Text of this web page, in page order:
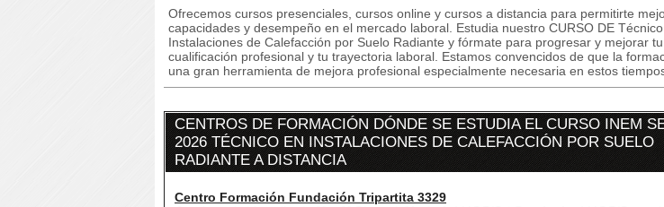
Ofrecemos cursos presenciales, cursos online y cursos a distancia para permitirte
capacidades y desempeño en el mercado laboral. Estudia nuestro CURSO DE
Instalaciones de Calefacción por Suelo Radiante y fórmate para progresar y mejorar tu
cualificación profesional y tu trayectoria laboral. Estamos convencidos de que la
una gran herramienta de mejora profesional especialmente necesaria en estos
CENTROS DE FORMACIÓN DÓNDE SE ESTUDIA EL CURSO INEM
2026 TÉCNICO EN INSTALACIONES DE CALEFACCIÓN POR SUELO
RADIANTE A DISTANCIA
Centro Formación Fundación Tripartita 3329